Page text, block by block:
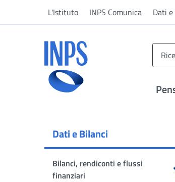
L'Istituto INPS Comunica Dati
Dati e Bilanci
Bilanci, rendiconti e flussi
finanziari